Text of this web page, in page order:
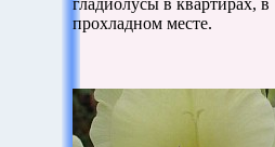
гладиолусы в квартирах, в
прохладном месте.